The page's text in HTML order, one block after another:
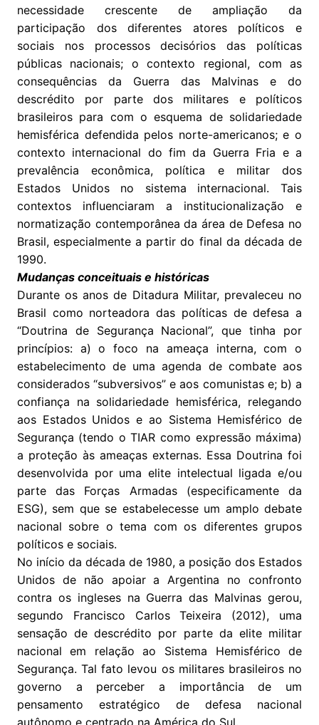
necessidade crescente de ampliação da
participação dos diferentes atores políticos e
sociais nos processos decisórios das políticas
públicas nacionais; o contexto regional, com as
consequências da Guerra das Malvinas e do
descrédito por parte dos militares e políticos
brasileiros para com o esquema de solidariedade
hemisférica defendida pelos norte-americanos; e o
contexto internacional do fim da Guerra Fria e a
prevalência econômica, política e militar dos
Estados Unidos no sistema internacional. Tais
contextos influenciaram a institucionalização e
normatização contemporânea da área de Defesa no
Brasil, especialmente a partir do final da década de
1990.
Mudanças conceituais e históricas
Durante os anos de Ditadura Militar, prevaleceu no
Brasil como norteadora das políticas de defesa a
“Doutrina de Segurança Nacional”, que tinha por
princípios: a) o foco na ameaça interna, com o
estabelecimento de uma agenda de combate aos
considerados “subversivos” e aos comunistas e; b) a
confiança na solidariedade hemisférica, relegando
aos Estados Unidos e ao Sistema Hemisférico de
Segurança (tendo o TIAR como expressão máxima)
a proteção às ameaças externas. Essa Doutrina foi
desenvolvida por uma elite intelectual ligada e/ou
parte das Forças Armadas (especificamente da
ESG), sem que se estabelecesse um amplo debate
nacional sobre o tema com os diferentes grupos
políticos e sociais.
No início da década de 1980, a posição dos Estados
Unidos de não apoiar a Argentina no confronto
contra os ingleses na Guerra das Malvinas gerou,
segundo Francisco Carlos Teixeira (2012), uma
sensação de descrédito por parte da elite militar
nacional em relação ao Sistema Hemisférico de
Segurança. Tal fato levou os militares brasileiros no
governo a perceber a importância de um
pensamento estratégico de defesa nacional
autônomo e centrado na América do Sul.